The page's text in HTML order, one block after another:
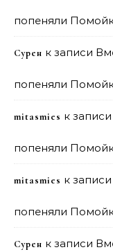
попеняли
Сурен к записи
попеняли
mitasmies к записи
попеняли
mitasmies к записи
попеняли
Сурен к записи